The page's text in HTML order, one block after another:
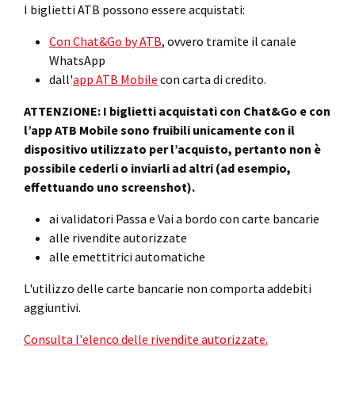
I biglietti ATB possono essere acquistati:
Con Chat&Go by ATB, ovvero tramite il canale
WhatsApp
dall'app ATB Mobile con carta di credito.
ATTENZIONE: I biglietti acquistati con Chat&Go e con
l’app ATB Mobile sono fruibili unicamente con il
dispositivo utilizzato per l’acquisto, pertanto non è
possibile cederli o inviarli ad altri (ad esempio,
effettuando uno screenshot).
ai validatori Passa e Vai a bordo con carte bancarie
alle rivendite autorizzate
alle emettitrici automatiche
L'utilizzo delle carte bancarie non comporta addebiti
aggiuntivi.
Consulta l'elenco delle rivendite autorizzate.